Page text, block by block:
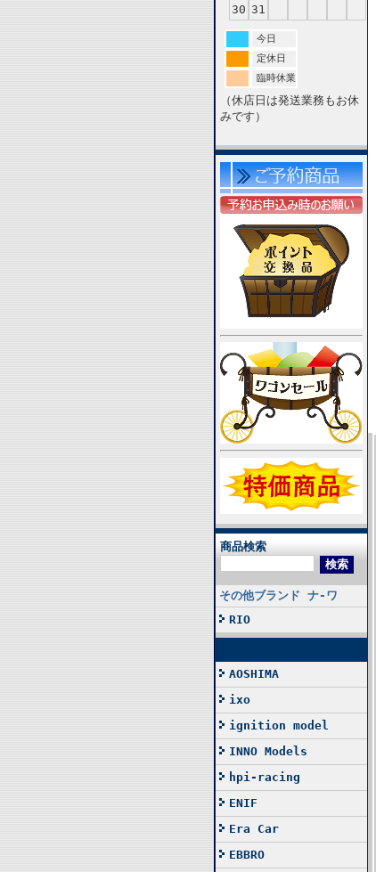
30 31
今日
定休日
臨時休業
（休店日は発送業務もお休
みです）
商品検索
その他ブランド ナ-ワ
RIO
AOSHIMA
ixo
ignition model
INNO Models
hpi-racing
ENIF
Era Car
EBBRO